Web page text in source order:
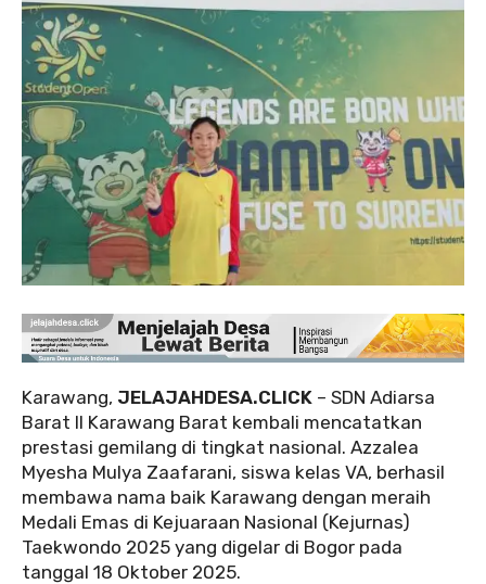
Karawang, JELAJAHDESA.CLICK – SDN Adiarsa
Barat II Karawang Barat kembali mencatatkan
prestasi gemilang di tingkat nasional. Azzalea
Myesha Mulya Zaafarani, siswa kelas VA, berhasil
membawa nama baik Karawang dengan meraih
Medali Emas di Kejuaraan Nasional (Kejurnas)
Taekwondo 2025 yang digelar di Bogor pada
tanggal 18 Oktober 2025.